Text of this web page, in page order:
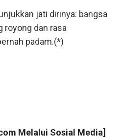
jati dirinya: bangsa
royong dan rasa
padam.(*)
Melalui Sosial Media]